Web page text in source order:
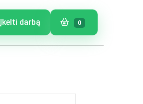
Įkelti darbą 0